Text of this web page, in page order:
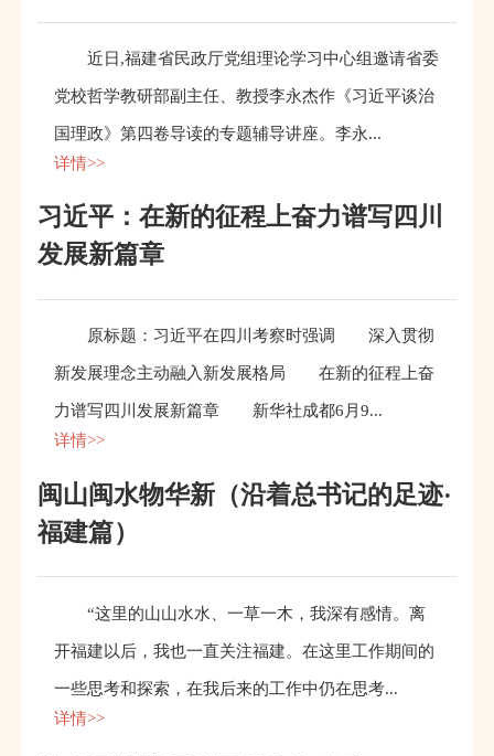
辅导讲座
近日,福建省民政厅党组理论学习中心组邀请省委
党校哲学教研部副主任、教授李永杰作《习近平谈治
国理政》第四卷导读的专题辅导讲座。李永...
详情>>
习近平：在新的征程上奋力谱写四川
发展新篇章
原标题：习近平在四川考察时强调 深入贯彻
新发展理念主动融入新发展格局 在新的征程上奋
力谱写四川发展新篇章 新华社成都6月9...
详情>>
闽山闽水物华新（沿着总书记的足迹·
福建篇）
“这里的山山水水、一草一木，我深有感情。离
开福建以后，我也一直关注福建。在这里工作期间的
一些思考和探索，在我后来的工作中仍在思考...
详情>>